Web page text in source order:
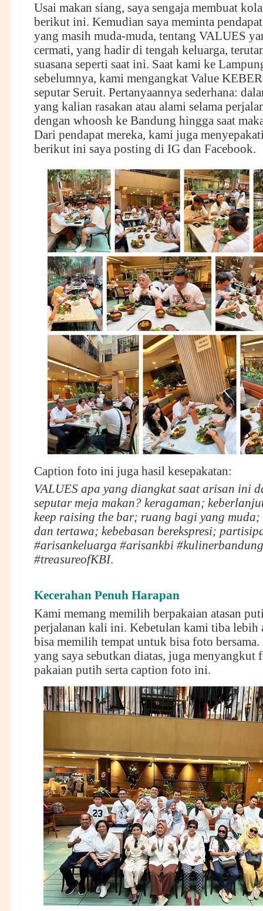
Usai makan siang, saya sengaja membuat
berikut ini. Kemudian saya meminta
yang masih muda-muda, tentang VALUES
cermati, yang hadir di tengah keluarga,
suasana seperti saat ini. Saat kami ke
sebelumnya, kami mengangkat Value
seputar Seruit. Pertanyaannya sederhana:
yang kalian rasakan atau alami selama
dengan whoosh ke Bandung hingga saat
Dari pendapat mereka, kami juga
berikut ini saya posting di IG dan Facebook.
Caption foto ini juga hasil kesepakatan:
VALUES apa yang diangkat saat arisan ini
seputar meja makan? keragaman;
keep raising the bar; ruang bagi yang muda;
dan tertawa; kebebasan berekspresi;
#arisankeluarga #arisankbi #kulinerbandung
#treasureofKBI.
Kecerahan Penuh Harapan
Kami memang memilih berpakaian atasan
perjalanan kali ini. Kebetulan kami tiba lebih
bisa memilih tempat untuk bisa foto
yang saya sebutkan diatas, juga menyangkut
pakaian putih serta caption foto ini.